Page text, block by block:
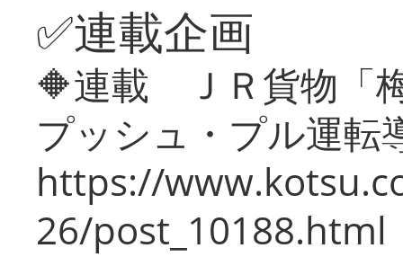
✅連載企画
🔶連載 ＪＲ貨物「
プッシュ・プル運転
https://
26/post_10188.html